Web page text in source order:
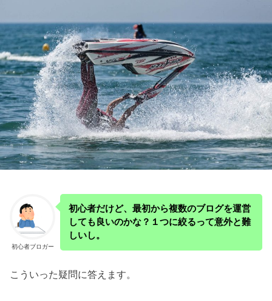
初心者ブロガー
初心者だけど、最初から複数のブログを運営
しても良いのかな？１つに絞るって意外と難
しいし。
こういった疑問に答えます。